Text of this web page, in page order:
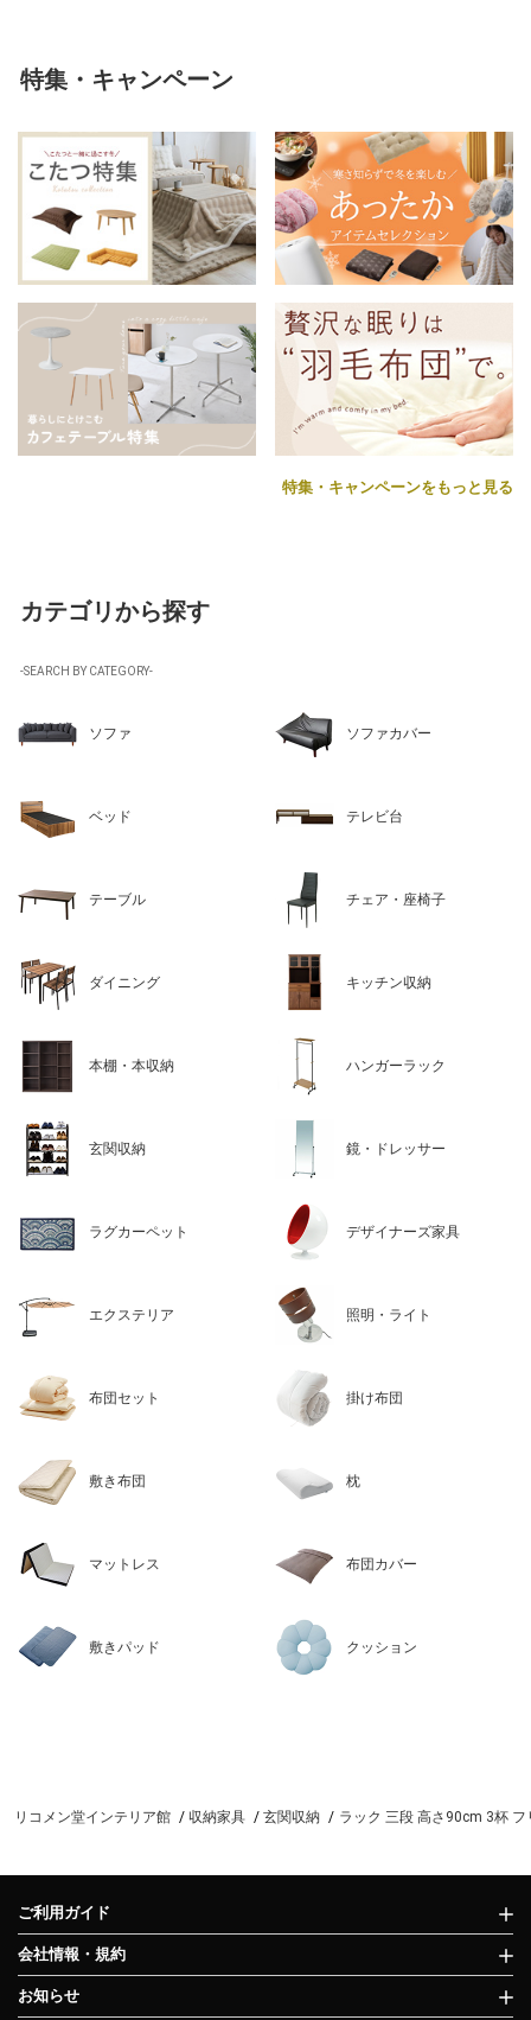
特集・キャンペーン
特集・キャンペーンをもっと見る
カテゴリから探す
-SEARCH BY CATEGORY-
ソファ ソファカバー
ベッド テレビ台
テーブル チェア・座椅子
ダイニング キッチン収納
本棚・本収納 ハンガーラック
玄関収納 鏡・ドレッサー
ラグカーペット デザイナーズ家具
エクステリア 照明・ライト
布団セット 掛け布団
敷き布団 枕
マットレス 布団カバー
敷きパッド クッション
リコメン堂インテリア館 収納家具 玄関収納 ラック 三段 高さ90cm 3杯
ご利用ガイド
会社情報・規約
お知らせ